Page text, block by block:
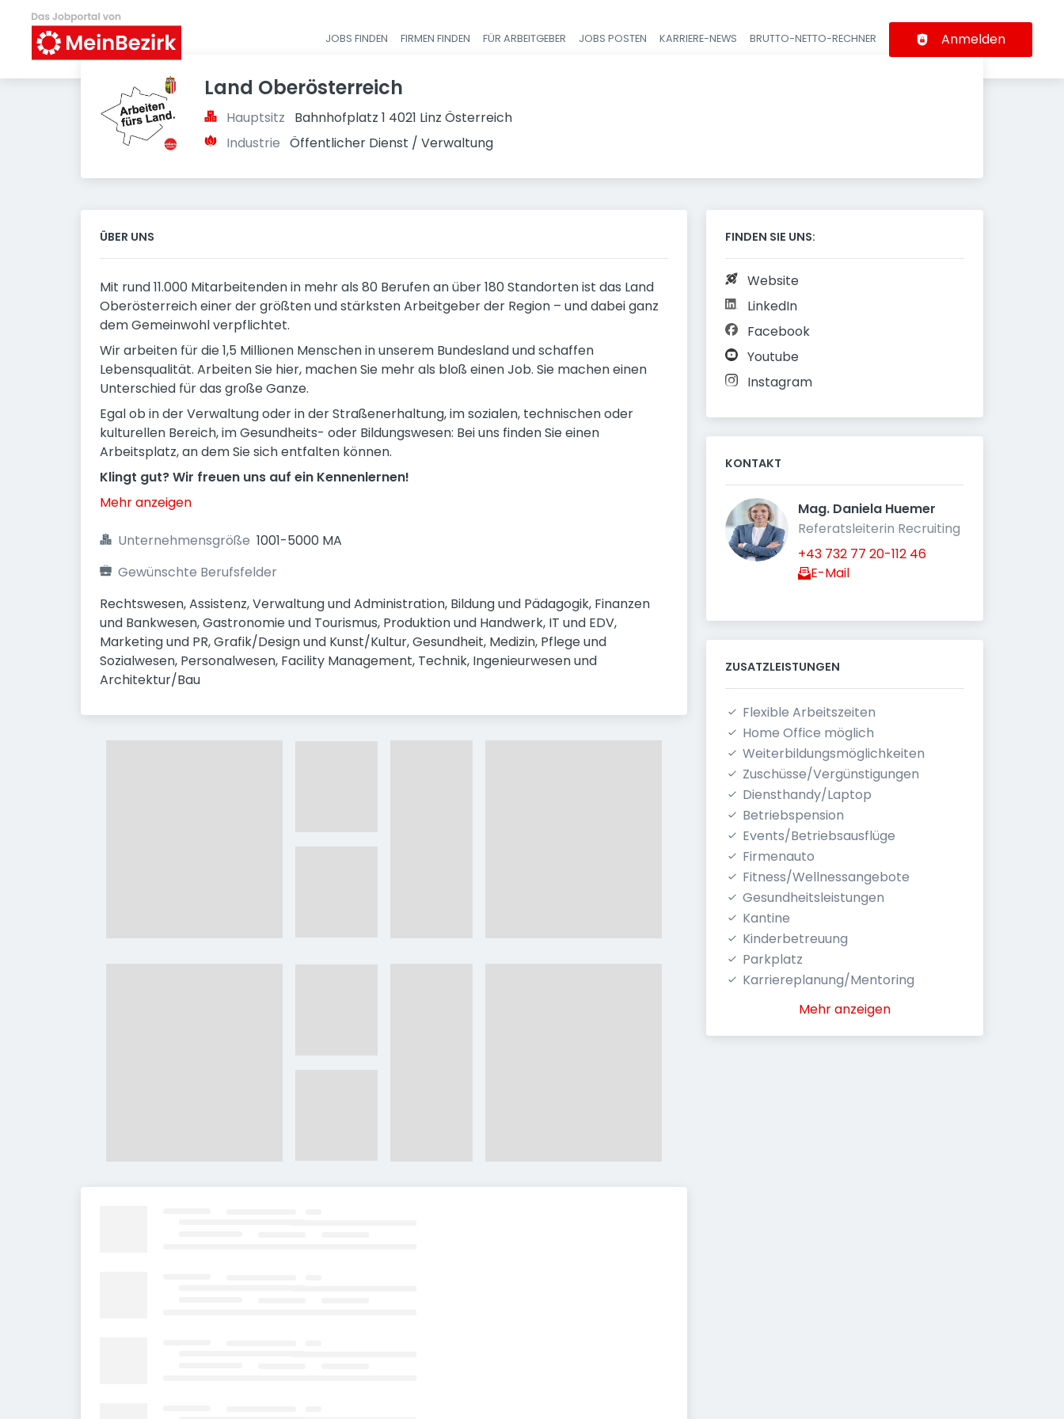
Haupt-Navigation
JOBS FINDEN FIRMEN FINDEN FÜR ARBEITGEBER JOBS POSTEN KARRIERE-NEWS BRUTTO-NETTO-RECHNER Anmelden
Land Oberösterreich
Hauptsitz
Bahnhofplatz 1 4021 Linz Österreich
Industrie Öffentlicher Dienst / Verwaltung
ÜBER UNS
Mit rund 11.000 Mitarbeitenden in mehr als 80 Berufen an über 180 Standorten ist das Land
Oberösterreich einer der größten und stärksten Arbeitgeber der Region – und dabei ganz
dem Gemeinwohl verpflichtet.
Wir arbeiten für die 1,5 Millionen Menschen in unserem Bundesland und schaffen
Lebensqualität. Arbeiten Sie hier, machen Sie mehr als bloß einen Job. Sie machen einen
Unterschied für das große Ganze.
Egal ob in der Verwaltung oder in der Straßenerhaltung, im sozialen, technischen oder
kulturellen Bereich, im Gesundheits- oder Bildungswesen: Bei uns finden Sie einen
Arbeitsplatz, an dem Sie sich entfalten können.
Klingt gut? Wir freuen uns auf ein Kennenlernen!
Mehr anzeigen
Unternehmensgröße 1001-5000 MA
Gewünschte Berufsfelder
Rechtswesen, Assistenz, Verwaltung und Administration, Bildung und Pädagogik, Finanzen
und Bankwesen, Gastronomie und Tourismus, Produktion und Handwerk, IT und EDV,
Marketing und PR, Grafik/Design und Kunst/Kultur, Gesundheit, Medizin, Pflege und
Sozialwesen, Personalwesen, Facility Management, Technik, Ingenieurwesen und
Architektur/Bau
FINDEN SIE UNS:
Website
LinkedIn
Facebook
Youtube
Instagram
KONTAKT
Mag. Daniela Huemer
Referatsleiterin Recruiting
+43 732 77 20-112 46
E-Mail
ZUSATZLEISTUNGEN
Flexible Arbeitszeiten
Home Office möglich
Weiterbildungsmöglichkeiten
Zuschüsse/Vergünstigungen
Diensthandy/Laptop
Betriebspension
Events/Betriebsausflüge
Firmenauto
Fitness/Wellnessangebote
Gesundheitsleistungen
Kantine
Kinderbetreuung
Parkplatz
Karriereplanung/Mentoring
Mehr anzeigen